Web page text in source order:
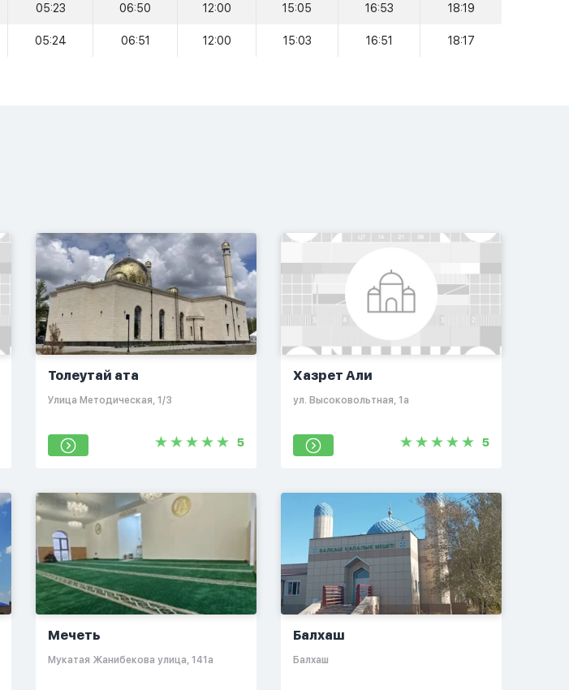
05:23 06:50 12:00 15:05 16:53 18:19
05:24 06:51 12:00 15:03 16:51 18:17
Толеутай ата
​Улица Методическая, 1/3
5
Хазрет Али
ул. Высоковольтная, 1а
5
Мечеть
Мукатая Жанибекова улица, 141а
Балхаш
Балхаш